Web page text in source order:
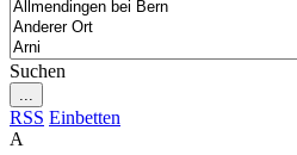
Suchen
RSS Einbetten
A